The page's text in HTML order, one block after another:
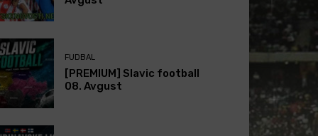
FUDBAL
[PREMIUM] Slavic football
08. Avgust